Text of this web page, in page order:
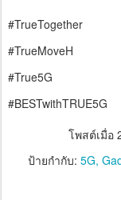
#TrueTogether
#TrueMoveH
#True5G
#BESTwithTRUE5G
โพสต์เมื่อ
ป้ายกำกับ: 5G